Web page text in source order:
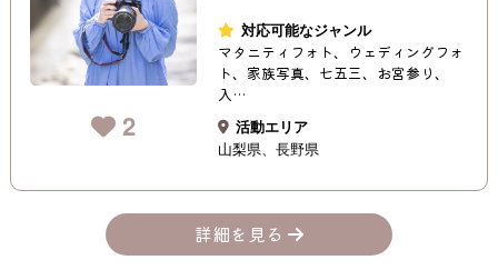
2
対応可能なジャンル
マタニティフォト、ウェディングフォ
ト、家族写真、七五三、お宮参り、
入…
活動エリア
山梨県
長野県
詳細を見る